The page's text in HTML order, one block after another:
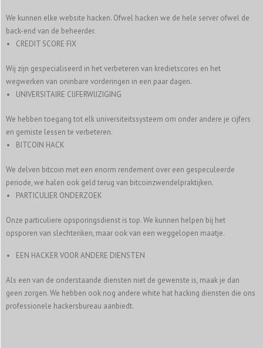
We kunnen elke website hacken. Ofwel hacken we de hele server ofwel de
back-end van de beheerder.
CREDIT SCORE FIX
Wij zijn gespecialiseerd in het verbeteren van kredietscores en het
wegwerken van oninbare vorderingen in een paar dagen.
UNIVERSITAIRE CIJFERWIJZIGING
We hebben toegang tot elk universiteitssysteem om onder andere je cijfers
en gemiste lessen te verbeteren.
BITCOIN HACK
We delven bitcoin met een enorm rendement over een gespeculeerde
periode, we halen ook geld terug van bitcoinzwendelpraktijken.
PARTICULIER ONDERZOEK
Onze particuliere opsporingsdienst is top. We kunnen helpen bij het
opsporen van slechteriken, maar ook van een weggelopen maatje.
EEN HACKER VOOR ANDERE DIENSTEN
Als een van de onderstaande diensten niet de gewenste is, maak je dan
geen zorgen. We hebben ook nog andere white hat hacking diensten die ons
professionele hackersbureau aanbiedt.